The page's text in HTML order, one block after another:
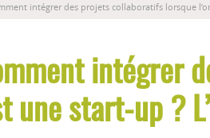
intégrer des projets collaboratifs lorsque
intégrer
une start-up ?